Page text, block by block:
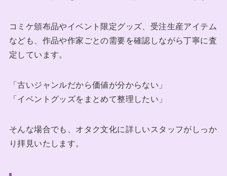
コミケ頒布品やイベント限定グッズ、受注生産アイテム
なども、作品や作家ごとの需要を確認しながら丁寧に査
定しています。
「古いジャンルだから価値が分からない」
「イベントグッズをまとめて整理したい」
そんな場合でも、オタク文化に詳しいスタッフがしっか
り拝見いたします。